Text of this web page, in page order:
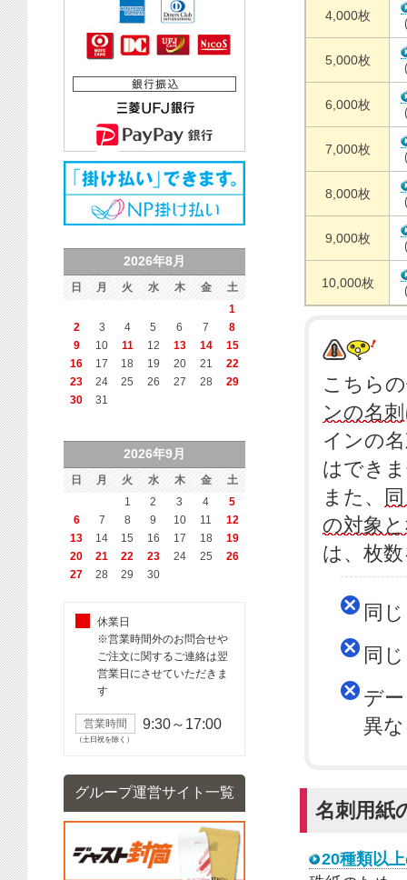
4,000枚
5,000枚
6,000枚
7,000枚
8,000枚
9,000枚
10,000枚
こちら
ンの名刺
インの
はでき
また、
の対象
は、枚
同
同
デ
異
名刺用紙
20種類以
2026年8月
日 月 火 水 木 金
土
1
2
3 4 5 6 7
8
9
10 11 12 13 14
15
16
17 18 19 20 21
22
23
24 25 26 27 28
29
30
31
2026年9月
日 月 火 水 木 金
土
1
2 3 4
5
6
7 8 9 10 11
12
13
14 15 16 17 18
19
20
21 22 23 24 25
26
27
28 29 30
休業日
※営業時間外のお問合せや
ご注文に関するご連絡は翌
営業日にさせていただきま
す
営業時間 9:30～17:00
（土日祝を除く）
グループ運営サイト一覧